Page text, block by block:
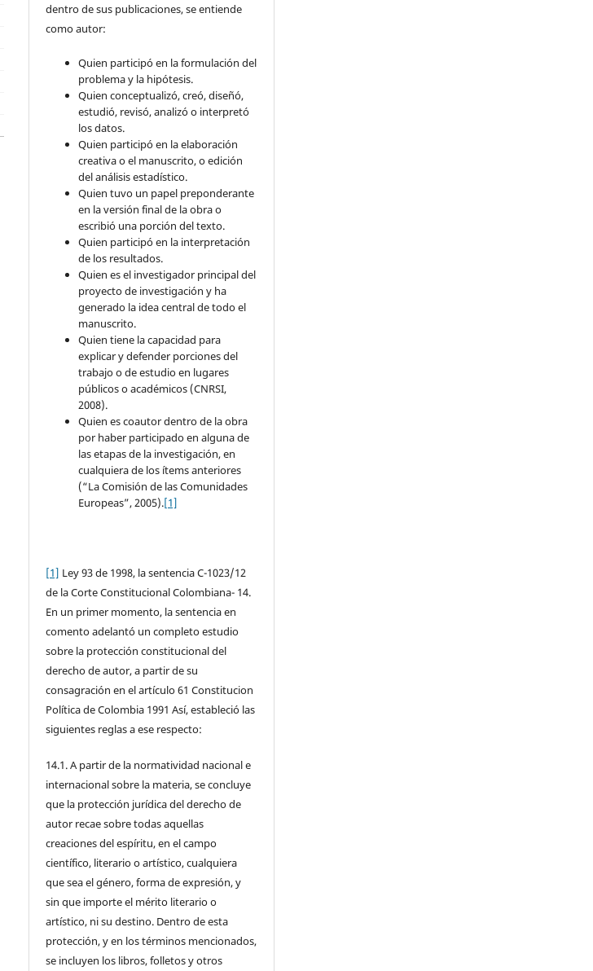
dentro de sus publicaciones, se entiende
como autor:
Quien participó en la formulación del
problema y la hipótesis.
Quien conceptualizó, creó, diseñó,
estudió, revisó, analizó o interpretó
los datos.
Quien participó en la elaboración
creativa o el manuscrito, o edición
del análisis estadístico.
Quien tuvo un papel preponderante
en la versión final de la obra o
escribió una porción del texto.
Quien participó en la interpretación
de los resultados.
Quien es el investigador principal del
proyecto de investigación y ha
generado la idea central de todo el
manuscrito.
Quien tiene la capacidad para
explicar y defender porciones del
trabajo o de estudio en lugares
públicos o académicos (CNRSI,
2008).
Quien es coautor dentro de la obra
por haber participado en alguna de
las etapas de la investigación, en
cualquiera de los ítems anteriores
(“La Comisión de las Comunidades
Europeas”, 2005).[1]
[1] Ley 93 de 1998, la sentencia C-1023/12
de la Corte Constitucional Colombiana- 14.
En un primer momento, la sentencia en
comento adelantó un completo estudio
sobre la protección constitucional del
derecho de autor, a partir de su
consagración en el artículo 61 Constitucion
Política de Colombia 1991 Así, estableció las
siguientes reglas a ese respecto:
14.1. A partir de la normatividad nacional e
internacional sobre la materia, se concluye
que la protección jurídica del derecho de
autor recae sobre todas aquellas
creaciones del espíritu, en el campo
científico, literario o artístico, cualquiera
que sea el género, forma de expresión, y
sin que importe el mérito literario o
artístico, ni su destino. Dentro de esta
protección, y en los términos mencionados,
se incluyen los libros, folletos y otros